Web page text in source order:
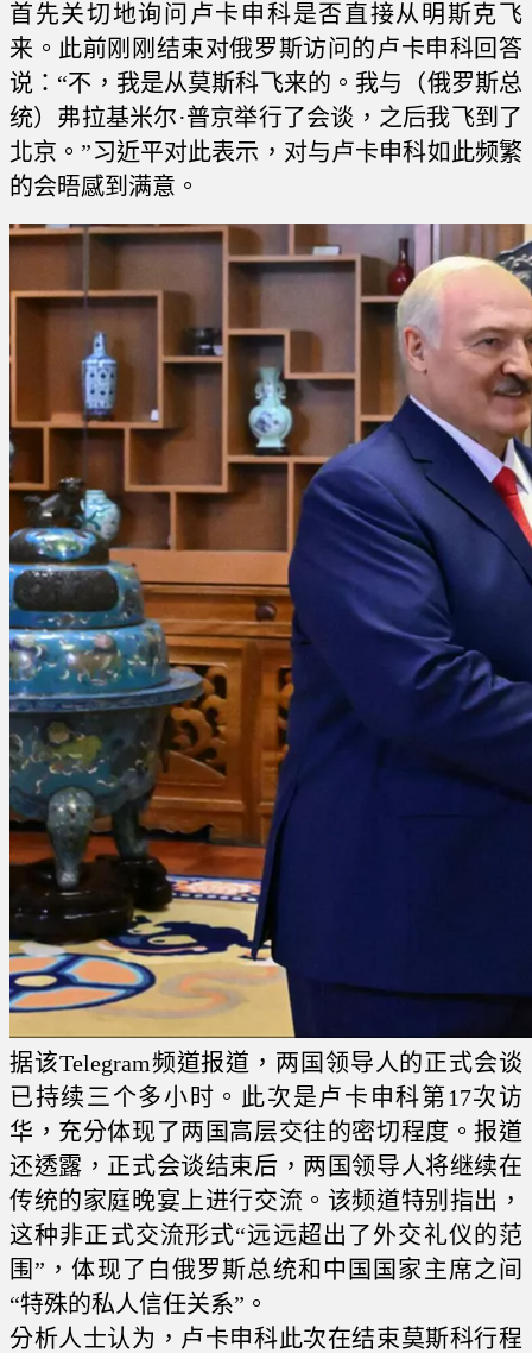
首先关切地询问卢卡申科是否直接从明斯克飞
来。此前刚刚结束对俄罗斯访问的卢卡申科回答
说：“不，我是从莫斯科飞来的。我与（俄罗斯总
统）弗拉基米尔·普京举行了会谈，之后我飞到了
北京。”习近平对此表示，对与卢卡申科如此频繁
的会晤感到满意。
据该Telegram频道报道，两国领导人的正式会谈
已持续三个多小时。此次是卢卡申科第17次访
华，充分体现了两国高层交往的密切程度。报道
还透露，正式会谈结束后，两国领导人将继续在
传统的家庭晚宴上进行交流。该频道特别指出，
这种非正式交流形式“远远超出了外交礼仪的范
围”，体现了白俄罗斯总统和中国国家主席之间
“特殊的私人信任关系”。
分析人士认为，卢卡申科此次在结束莫斯科行程